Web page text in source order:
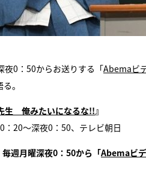
夜0：50からお送りする「Abemaビ
。
生 俺みたいになるな!!』
20～深夜0：50、テレビ朝日
週月曜深夜0：50から「Abemaビ